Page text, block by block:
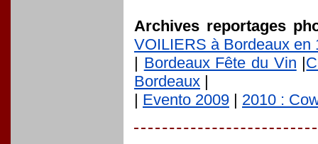
Archives reportages
VOILIERS à Bordeaux en
Bordeaux Fête du Vin
Bordeaux
Evento 2009 2010 :